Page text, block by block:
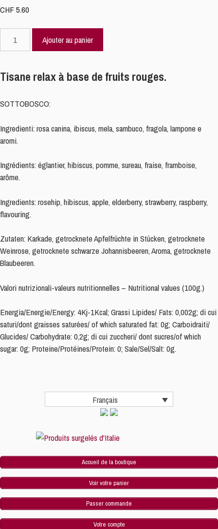
CHF5.60
-
Relax
FRUITS
compatible
Dolce
16
capsules
Ajouter au panier
Tisane relax à base de fruits rouges.
SOTTOBOSCO:
Ingredienti: rosa canina, ibiscus, mela, sambuco, fragola, lampone e
aromi.
Ingrédients: églantier, hibiscus, pomme, sureau, fraise, framboise,
arôme.
Ingredients: rosehip, hibiscus, apple, elderberry, strawberry, raspberry,
flavouring.
Zutaten: Karkade, getrocknete Apfelfrüchte in Stücken, getrocknete
Weinrose, getrocknete schwarze Johannisbeeren, Aroma, getrocknete
Blaubeeren.
Valori nutrizionali-valeurs nutritionnelles – Nutritional values (100g.)
Energia/Energie/Energy: 4Kj-1Kcal; Grassi Lipides/ Fats: 0,002g; di cui
saturi/dont graisses saturées/ of which saturated fat: 0g; Carboidraiti/
Glucides/ Carbohydrate: 0,2g; di cui zuccheri/ dont sucres/of which
sugar: 0g; Proteine/Protéines/Protein: 0; Sale/Sel/Salt: 0g.
Français
Accueil de la boutique
Voir votre panier
Passer commande
Votre compte